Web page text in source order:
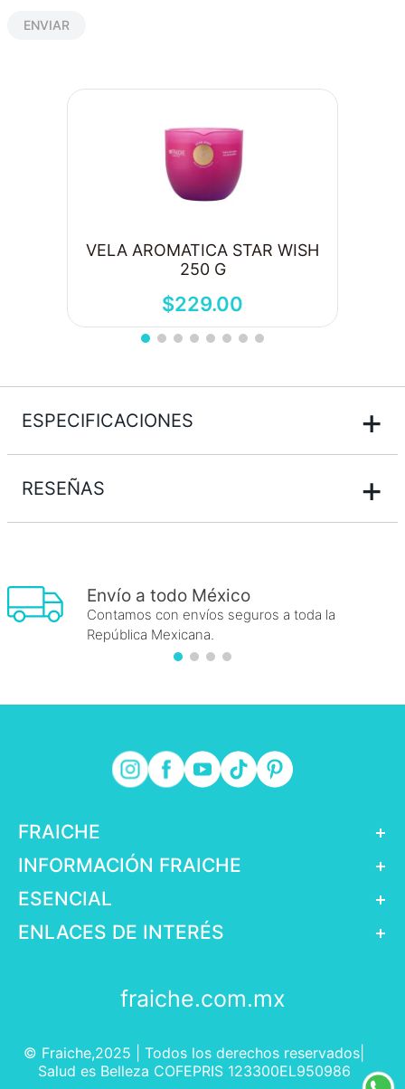
ENVIAR
VELA AROMATICA STAR WISH
250 G
$229.00
ESPECIFICACIONES +
RESEÑAS +
Envío a todo México
Contamos con envíos seguros a toda la
República Mexicana.
FRAICHE
+
INFORMACIÓN FRAICHE
+
ESENCIAL
+
ENLACES DE INTERÉS
+
fraiche.com.mx
© Fraiche,2025 | Todos los derechos reservados|
Salud es Belleza COFEPRIS 123300EL950986